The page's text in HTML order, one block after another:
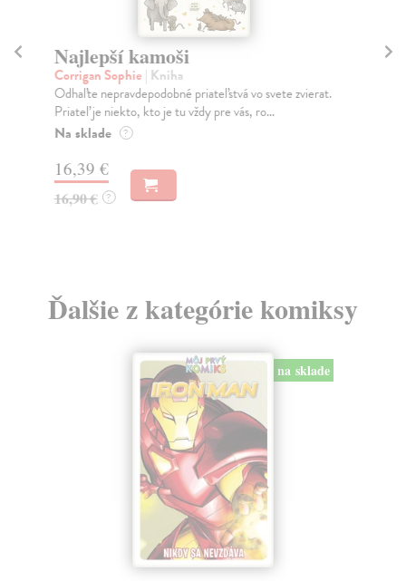
Najlepší kamoši
Corrigan Sophie | Kniha
Odhaľte nepravdepodobné priateľstvá vo svete zvierat.
Priateľ je niekto, kto je tu vždy pre vás, ro...
Na sklade ?
16,39 €
16,90 € ?
Ďalšie z kategórie komiksy
na sklade